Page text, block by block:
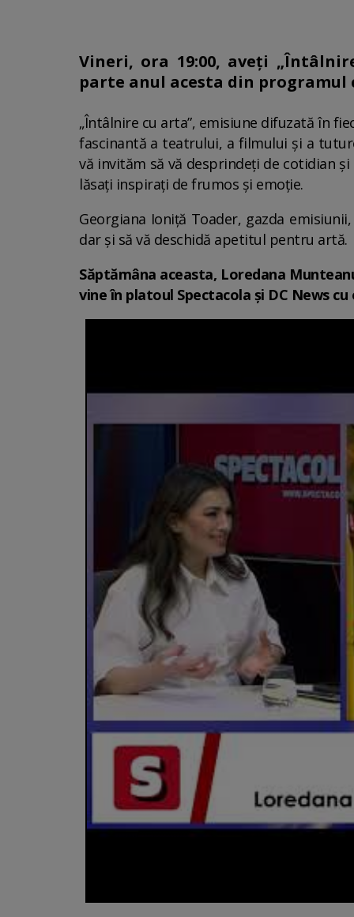
Vineri, ora 19:00, aveți
parte anul acesta din
„Întâlnire cu arta”, emisiune difuzată în
fascinantă a teatrului, a filmului și a
vă invităm să vă desprindeți de cotidian
lăsați inspirați de frumos și emoție.
Georgiana Ioniță Toader, gazda
dar și să vă deschidă apetitul pentru artă.
Săptămâna aceasta, Loredana
vine în platoul Spectacola și DC News